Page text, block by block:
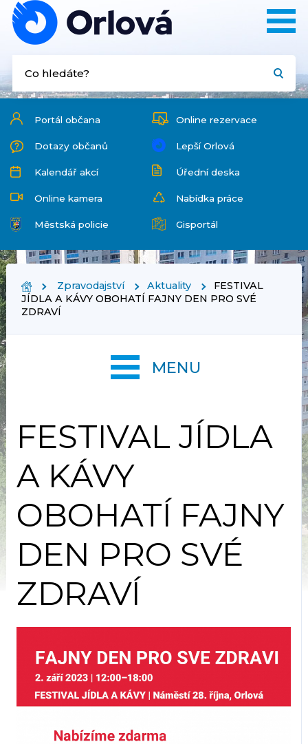
Portál občana Online rezervace
Dotazy občanů Lepší Orlová
Kalendář akcí Úřední deska
Online kamera Nabídka práce
Městská policie Gisportál
Zpravodajství Aktuality
FESTIVAL
JÍDLA A KÁVY OBOHATÍ FAJNY DEN PRO SVÉ
ZDRAVÍ
FESTIVAL JÍDLA
A KÁVY
OBOHATÍ FAJNY
DEN PRO SVÉ
ZDRAVÍ
MENU